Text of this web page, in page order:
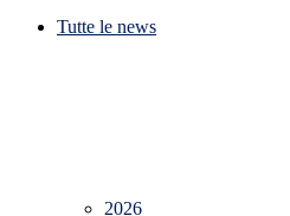
Tutte le news
2026